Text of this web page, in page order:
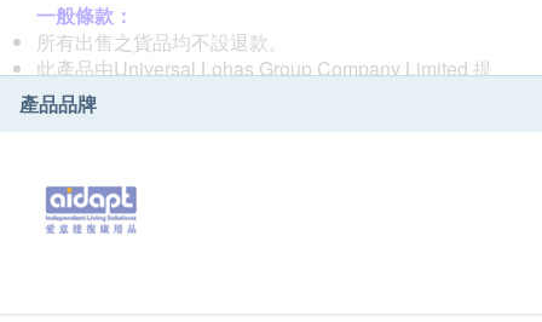
一般條款：
所有出售之貨品均不設退款。
此產品由Universal Lohas Group Company Limited 提
供。
如有任何爭議，Universal Lohas Group Company
送貨條款：
購買Aidapt 愛意達 產品總額滿HK$800，即可享本地免
產品品牌